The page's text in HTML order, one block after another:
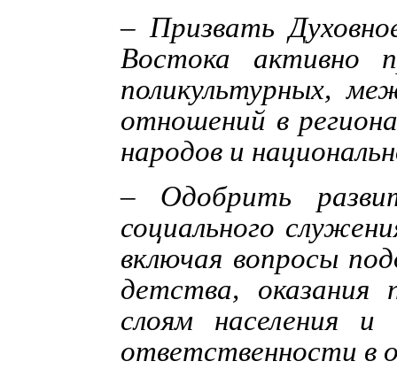
– Призвать
Востока активно
поликультурных,
отношений в
народов и
– Одобрить
социального
включая вопросы
детства, оказания
слоям населения и
ответственности в